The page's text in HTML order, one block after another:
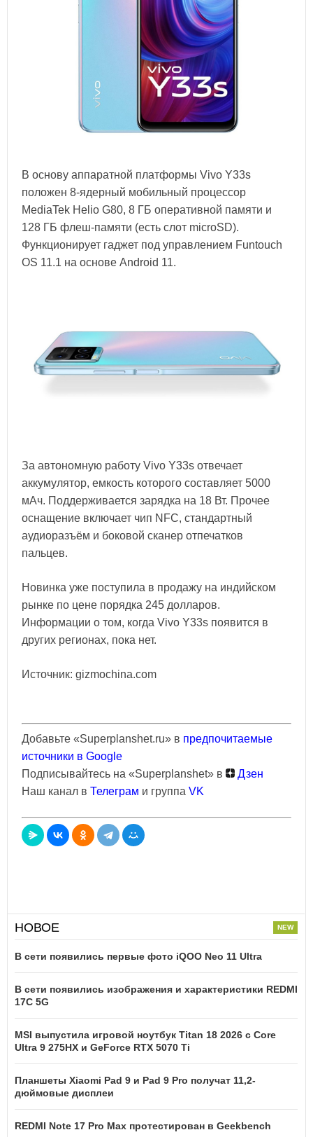
В основу аппаратной платформы Vivo Y33s
положен 8-ядерный мобильный процессор
MediaTek Helio G80, 8 ГБ оперативной памяти и
128 ГБ флеш-памяти (есть слот microSD).
Функционирует гаджет под управлением Funtouch
OS 11.1 на основе Android 11.
За автономную работу Vivo Y33s отвечает
аккумулятор, емкость которого составляет 5000
мАч. Поддерживается зарядка на 18 Вт. Прочее
оснащение включает чип NFC, стандартный
аудиоразъём и боковой сканер отпечатков
пальцев.
Новинка уже поступила в продажу на индийском
рынке по цене порядка 245 долларов.
Информации о том, когда Vivo Y33s появится в
других регионах, пока нет.
Источник: gizmochina.com
Добавьте «Superplanshet.ru» в предпочитаемые
источники в Google
Подписывайтесь на «Superplanshet» в
Дзен
Наш канал в Телеграм и группа VK
НОВОЕ
В сети появились первые фото iQOO Neo 11 Ultra
В сети появились изображения и характеристики REDMI
17C 5G
MSI выпустила игровой ноутбук Titan 18 2026 с Core
Ultra 9 275HX и GeForce RTX 5070 Ti
Планшеты Xiaomi Pad 9 и Pad 9 Pro получат 11,2-
дюймовые дисплеи
REDMI Note 17 Pro Max протестирован в Geekbench